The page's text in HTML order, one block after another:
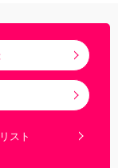
スト